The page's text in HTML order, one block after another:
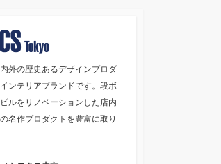
外の歴史あるデザインプロダ
ンテリアブランドです。段ボ
ルをリノベーションした店内
名作プロダクトを豊富に取り